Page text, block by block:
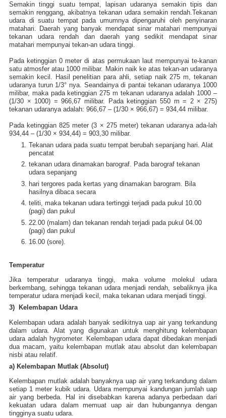
Semakin tinggi suatu tempat, lapisan udaranya semakin tipis dan
semakin renggang, akibatnya tekanan udara semakin rendah.Tekanan
udara di suatu tempat pada umumnya dipengaruhi oleh penyinaran
matahari. Daerah yang banyak mendapat sinar matahari mempunyai
tekanan udara rendah dan daerah yang sedikit mendapat sinar
matahari mempunyai tekan-an udara tinggi.
Pada ketinggian 0 meter di atas permukaan laut mempunyai te-kanan
satu atmosfer atau 1000 milibar. Makin naik ke atas tekan-an udaranya
semakin kecil. Hasil penelitian para ahli, setiap naik 275 m, tekanan
udaranya turun 1/3° nya. Seandainya di pantai tekanan udaranya 1000
milibar, maka pada ketinggian 275 m tekanan udaranya adalah 1000 –
(1/30 × 1000) = 966,67 milibar. Pada ketinggian 550 m = 2 × 275)
tekanan udaranya adalah: 966,67 – (1/30 × 966,67) = 934,44 milibar.
Pada ketinggian 825 meter (3 × 275 meter) tekanan udaranya ada-lah
934,44 – (1/30 × 934,44) = 903,30 milibar.
Tekanan udara pada suatu tempat berubah sepanjang hari. Alat
pencatat
tekanan udara dinamakan barograf. Pada barograf tekanan
udara sepanjang
hari tergores pada kertas yang dinamakan barogram. Bila
hasilnya dibaca secara
teliti, maka tekanan udara tertinggi terjadi pada pukul 10.00
(pagi) dan pukul
22.00 (malam) dan tekanan rendah terjadi pada pukul 04.00
(pagi) dan pukul
16.00 (sore).
Temperatur
Jika temperatur udaranya tinggi, maka volume molekul udara
berkembang, sehingga tekanan udara menjadi rendah, sebaliknya jika
temperatur udara menjadi kecil, maka tekanan udara menjadi tinggi.
3) Kelembapan Udara
Kelembapan udara adalah banyak sedikitnya uap air yang terkandung
dalam udara. Alat yang digunakan untuk menghitung kelembapan
udara adalah hygrometer. Kelembapan udara dapat dibedakan menjadi
dua macam, yaitu kelembapan mutlak atau absolut dan kelembapan
nisbi atau relatif.
a) Kelembapan Mutlak (Absolut)
Kelembapan mutlak adalah banyaknya uap air yang terkandung dalam
setiap 1 meter kubik udara. Udara mempunyai kandungan jumlah uap
air yang berbeda. Hal ini disebabkan karena adanya perbedaan dari
kekuatan udara dalam memuat uap air dan hubungannya dengan
tingginya suatu udara.